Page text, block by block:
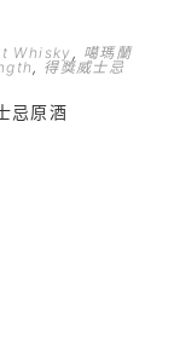
Whisky , 噶瑪蘭
, 得獎威士忌
忌原酒